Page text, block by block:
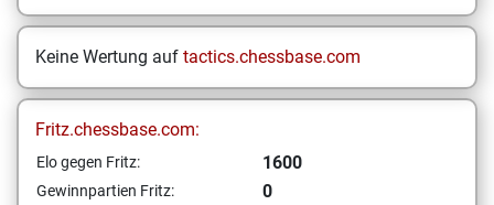
Keine Wertung auf tactics.chessbase.com
Fritz.chessbase.com:
Elo gegen Fritz: 1600
Gewinnpartien Fritz: 0